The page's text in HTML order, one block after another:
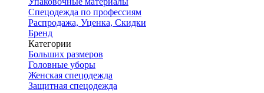
Спецодежда по профессиям
Распродажа, Уценка, Скидки
Бренд
Категории
Больших размеров
Головные уборы
Женская спецодежда
Защитная спецодежда